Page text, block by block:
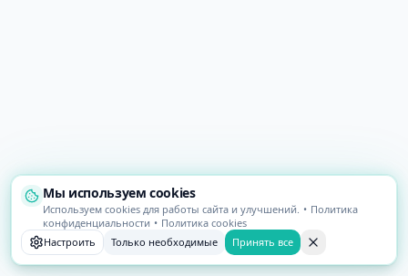
Мы используем cookies
Используем cookies для работы сайта и улучшений. • Политика
конфиденциальности • Политика cookies
Настроить
Только необходимые Принять все